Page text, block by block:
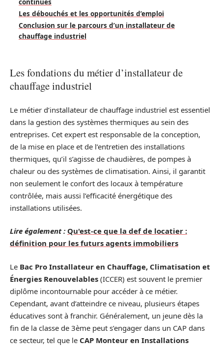
continues
Les débouchés et les opportunités d’emploi
Conclusion sur le parcours d’un installateur de
chauffage industriel
Les fondations du métier d’installateur de
chauffage industriel
Le métier d’installateur de chauffage industriel est essentiel
dans la gestion des systèmes thermiques au sein des
entreprises. Cet expert est responsable de la conception,
de la mise en place et de l’entretien des installations
thermiques, qu’il s’agisse de chaudières, de pompes à
chaleur ou des systèmes de climatisation. Ainsi, il garantit
non seulement le confort des locaux à température
contrôlée, mais aussi l’efficacité énergétique des
installations utilisées.
Lire également : Qu'est-ce que la def de locatier :
définition pour les futurs agents immobiliers
Le Bac Pro Installateur en Chauffage, Climatisation et
Énergies Renouvelables (ICCER) est souvent le premier
diplôme incontournable pour accéder à ce métier.
Cependant, avant d’atteindre ce niveau, plusieurs étapes
éducatives sont à franchir. Généralement, un jeune dès la
fin de la classe de 3ème peut s’engager dans un CAP dans
ce secteur, tel que le CAP Monteur en Installations